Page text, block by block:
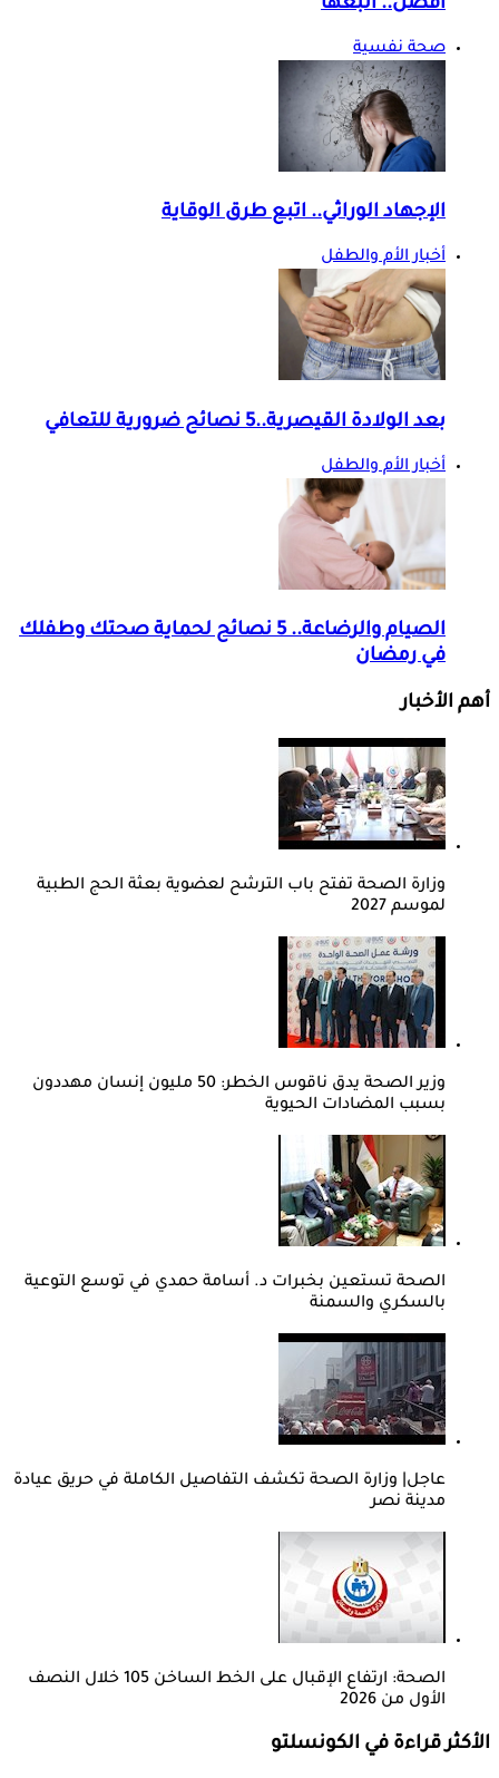
أفضل.. اتبعها
صحة نفسية
الإجهاد الوراثي.. اتبع طرق الوقاية
أخبار الأم والطفل
بعد الولادة القيصرية..5 نصائح ضرورية للتعافي
أخبار الأم والطفل
الصيام والرضاعة.. 5 نصائح لحماية صحتك وطفلك
في رمضان
أهم الأخبار
وزارة الصحة تفتح باب الترشح لعضوية بعثة الحج الطبية
لموسم 2027
وزير الصحة يدق ناقوس الخطر: 50 مليون إنسان مهددون
بسبب المضادات الحيوية
الصحة تستعين بخبرات د. أسامة حمدي في توسع التوعية
بالسكري والسمنة
عاجل| وزارة الصحة تكشف التفاصيل الكاملة في حريق عيادة
مدينة نصر
الصحة: ارتفاع الإقبال على الخط الساخن 105 خلال النصف
الأول من 2026
الأكثر قراءة في الكونسلتو